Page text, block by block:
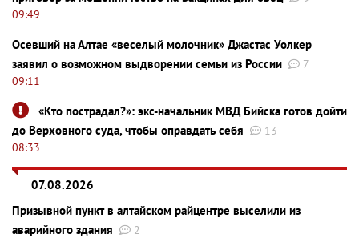
09:49
Осевший на Алтае «веселый молочник» Джастас Уолкер
заявил о возможном выдворении семьи из России
7
09:11
«Кто пострадал?»: экс-начальник МВД Бийска готов дойти
до Верховного суда, чтобы оправдать себя
13
08:33
07.08.2026
Призывной пункт в алтайском райцентре выселили из
аварийного здания
2